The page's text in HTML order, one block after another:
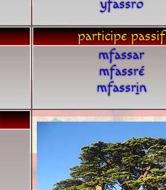
yfassro
participe passif
mfassar
mfassré
mfassrin